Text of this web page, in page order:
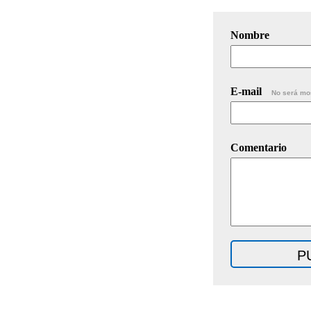
Nombre
E-mail No será
Comentario